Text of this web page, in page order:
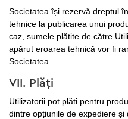
Societatea își rezervă dreptul
tehnice la publicarea unui
caz, sumele plătite de către
apărut eroarea tehnică vor fi
Societatea.
VII. Plăți
Utilizatorii pot plăti pentru
dintre opțiunile de expediere